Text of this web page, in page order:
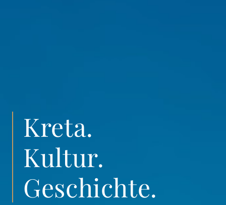
Kreta.
Kultur.
Geschichte.